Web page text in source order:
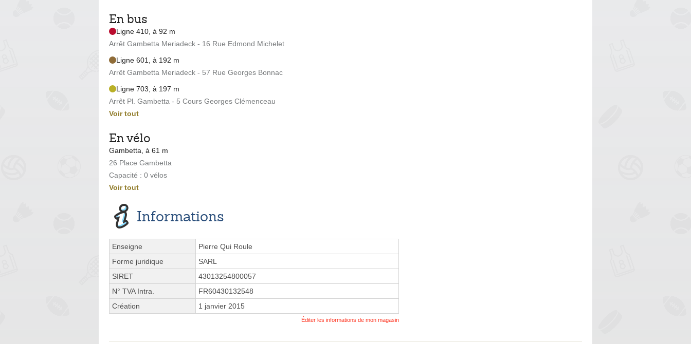
En bus
Ligne 410, à 92 m
Arrêt Gambetta Meriadeck - 16 Rue Edmond Michelet
Ligne 601, à 192 m
Arrêt Gambetta Meriadeck - 57 Rue Georges Bonnac
Ligne 703, à 197 m
Arrêt Pl. Gambetta - 5 Cours Georges Clémenceau
Voir tout
En vélo
Gambetta, à 61 m
26 Place Gambetta
Capacité : 0 vélos
Voir tout
Informations
Enseigne
Pierre Qui Roule
Forme juridique
SARL
SIRET
43013254800057
N° TVA Intra.
FR60430132548
Création
1 janvier 2015
Éditer les informations de mon magasin